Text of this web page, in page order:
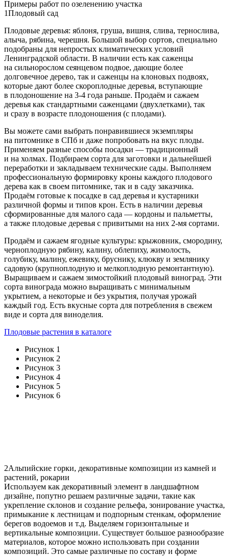
Примеры работ по озеленению участка
1Плодовый сад
Плодовые деревья: яблоня, груша, вишня, слива, тернослива,
алыча, рябина, черешня. Большой выбор сортов, специально
подобраны для непростых климатических условий
Ленинградской области. В наличии есть как саженцы
на сильнорослом сеянцевом подвое, дающие более
долговечное дерево, так и саженцы на клоновых подвоях,
которые дают более скороплодные деревья, вступающие
в плодоношение на 3-4 года раньше. Продаём и сажаем
деревья как стандартными саженцами (двухлетками), так
и сразу в возрасте плодоношения (с плодами).
Вы можете сами выбрать понравившиеся экземпляры
на питомнике в СПб и даже попробовать на вкус плоды.
Применяем разные способы посадки — традиционный
и на холмах. Подбираем сорта для заготовки и дальнейшей
переработки и закладываем технические сады. Выполняем
профессиональную формировку кроны каждого плодового
дерева как в своем питомнике, так и в саду заказчика.
Продаём готовые к посадке в сад деревья и кустарники
различной формы и типов крон. Есть в наличии деревья
сформированные для малого сада — кордоны и пальметты,
а также плодовые деревья с привитыми на них 2-мя сортами.
Продаём и сажаем ягодные культуры: крыжовник, смородину,
черноплодную рябину, калину, облепиху, жимолость,
голубику, малину, ежевику, бруснику, клюкву и землянику
садовую (крупноплодную и мелкоплодную ремонтантную).
Выращиваем и сажаем зимостойкий плодовый виноград. Эти
сорта винограда можно выращивать с минимальным
укрытием, а некоторые и без укрытия, получая урожай
каждый год. Есть вкусные сорта для потребления в свежем
виде и сорта для виноделия.
Плодовые растения в каталоге
Рисунок 1
Рисунок 2
Рисунок 3
Рисунок 4
Рисунок 5
Рисунок 6
2Альпийские горки, декоративные композиции из камней и
растений, рокарии
Используем как декоративный элемент в ландшафтном
дизайне, попутно решаем различные задачи, такие как
укрепление склонов и создание рельефа, зонирование участка,
примыкание к лестницам и подпорным стенкам, оформление
берегов водоемов и т.д. Выделяем горизонтальные и
вертикальные композиции. Существует большое разнообразие
материалов, которое можно использовать при создании
композиций. Это самые различные по составу и форме